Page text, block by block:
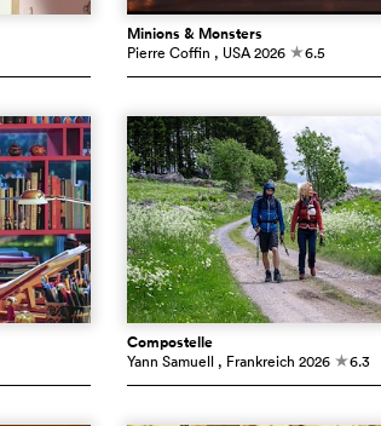
Minions & Monsters
Pierre Coffin , USA 2026 c6.5
Compostelle
Yann Samuell , Frankreich 2026 c6.3